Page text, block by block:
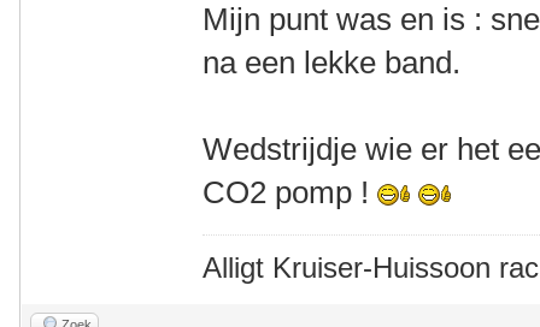
Mijn punt was en is :
na een lekke band.
Wedstrijdje wie er het
CO2 pomp !
Alligt Kruiser-Huissoon